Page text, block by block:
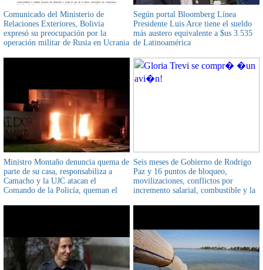
Comunicado del Ministerio de
Relaciones Exteriores, Bolivia
expresó su preocupación por la
operación militar de Rusia en Ucrania
Según portal Bloomberg Línea
Presidente Luis Arce tiene el sueldo
más austero equivalente a $us 3.535
de Latinoamérica
Ministro Montaño denuncia quema de
parte de su casa, responsabiliza a
Camacho y la UJC atacan el
Comando de la Policía, queman el
Seis meses de Gobierno de Rodrigo
Paz y 16 puntos de bloqueo,
movilizaciones, conflictos por
incremento salarial, combustible y la